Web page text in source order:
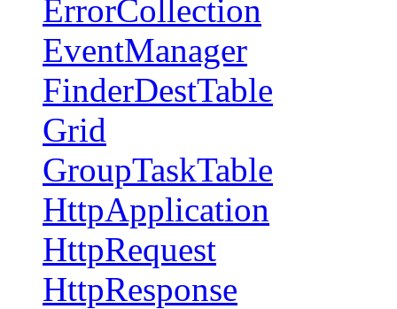
ErrorCollection
EventManager
FinderDestTable
Grid
GroupTaskTable
HttpApplication
HttpRequest
HttpResponse